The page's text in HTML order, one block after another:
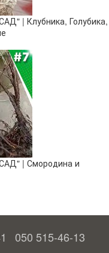
| Клубника, Голубика,
| Смородина и
050 515-46-13